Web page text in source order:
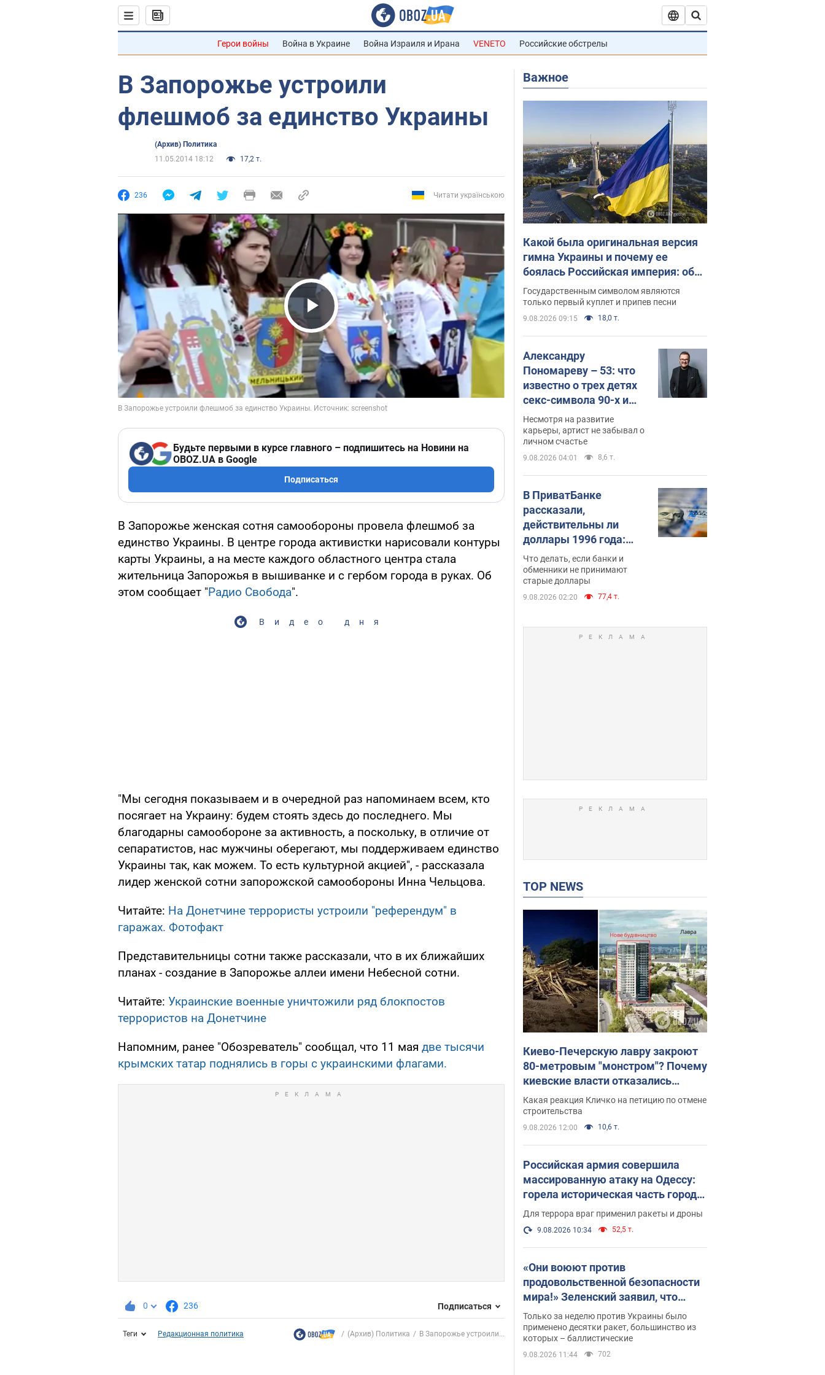
Герои войны Война в Украине Война Израиля и Ирана VENETO Российские обстрелы
В Запорожье устроили
флешмоб за единство Украины
(Архив) Политика
11.05.2014 18:12
17,2 т.
236 Читати українською
Play Video
Будьте первыми в курсе главного – подпишитесь на Новини на
OBOZ.UA в Google
Подписаться
В Запорожье женская сотня самообороны провела флешмоб за
единство Украины. В центре города активистки нарисовали контуры
карты Украины, а на месте каждого областного центра стала
жительница Запорожья в вышиванке и с гербом города в руках. Об
этом сообщает "Радио Свобода".
Видео дня
"Мы сегодня показываем и в очередной раз напоминаем всем, кто
посягает на Украину: будем стоять здесь до последнего. Мы
благодарны самообороне за активность, а поскольку, в отличие от
сепаратистов, нас мужчины оберегают, мы поддерживаем единство
Украины так, как можем. То есть культурной акцией", - рассказала
лидер женской сотни запорожской самообороны Инна Чельцова.
Читайте: На Донетчине террористы устроили "референдум" в
гаражах. Фотофакт
Представительницы сотни также рассказали, что в их ближайших
планах - создание в Запорожье аллеи имени Небесной сотни.
Читайте: Украинские военные уничтожили ряд блокпостов
террористов на Донетчине
Напомним, ранее "Обозреватель" сообщал, что 11 мая две тысячи
крымских татар поднялись в горы с украинскими флагами.
0 236 Подписаться
Теги Редакционная политика (Архив) Политика В Запорожье устроили...
Важное
Какой была оригинальная версия
гимна Украины и почему ее
боялась Российская империя: об
этом не рассказывают в школе
Государственным символом являются
только первый куплет и припев песни
9.08.2026 09:15 18,0 т.
Александру
Пономареву – 53: что
известно о трех детях
секс-символа 90-х и
как они выглядят
Несмотря на развитие
карьеры, артист не забывал о
личном счастье
9.08.2026 04:01 8,6 т.
В ПриватБанке
рассказали,
действительны ли
доллары 1996 года:
принимают ли
обменники и банки
такие купюры
Что делать, если банки и
обменники не принимают
старые доллары
9.08.2026 02:20 77,4 т.
TOP NEWS
Киево-Печерскую лавру закроют
80-метровым "монстром"? Почему
киевские власти отказались
остановить строительство
небоскреба "московского
верующего"
Какая реакция Кличко на петицию по отмене
строительства
9.08.2026 12:00 10,6 т.
Российская армия совершила
массированную атаку на Одессу:
горела историческая часть города,
есть пострадавшие. Фото и видео
Для террора враг применил ракеты и дроны
9.08.2026 10:34 52,5 т.
«Они воюют против
продовольственной безопасности
мира!» Зеленский заявил, что
российская армия вновь
обстреляла порт в Одессе
Только за неделю против Украины было
применено десятки ракет, большинство из
которых – баллистические
9.08.2026 11:44 702